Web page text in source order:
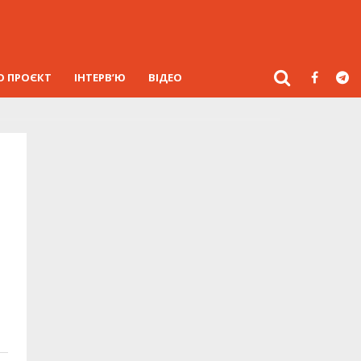
ПРОЄКТ ІНТЕРВ’Ю ВІДЕО